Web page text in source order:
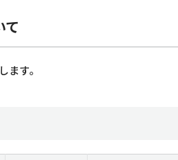
て
ます。